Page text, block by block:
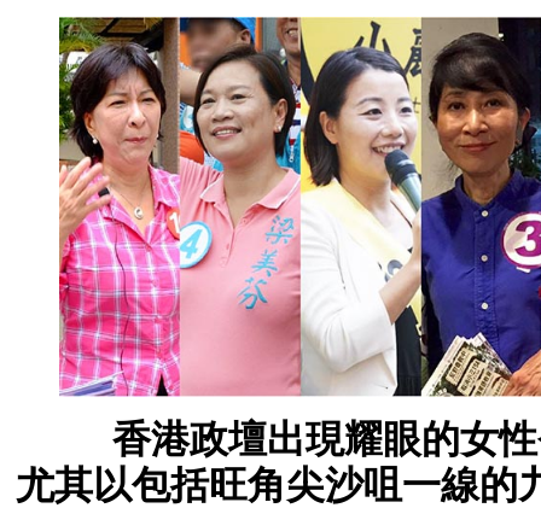
香港政壇出現耀眼的女
尤其以包括旺角尖沙咀一線的